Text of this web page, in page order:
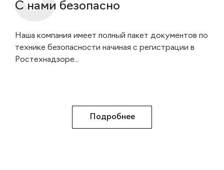
С нами безопасно
Наша компания имеет полный пакет документов по
технике безопасности начиная с регистрации в
Ростехнадзоре...
Подробнее